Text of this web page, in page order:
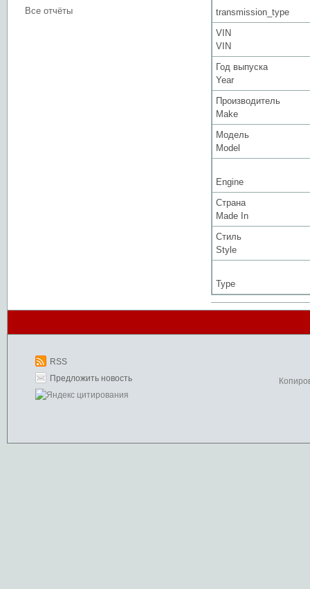
Все отчёты
transmission_type
VIN
VIN
Год выпуска
Year
Производитель
Make
Модель
Model
Engine
Страна
Made In
Стиль
Style
Type
RSS
Предложить новость